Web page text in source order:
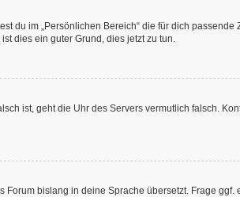
du im „Persönlichen Bereich“ die für dich
dies ein guter Grund, dies jetzt zu tun.
ist, geht die Uhr des Servers vermutlich falsch.
bislang in deine Sprache übersetzt. Frage